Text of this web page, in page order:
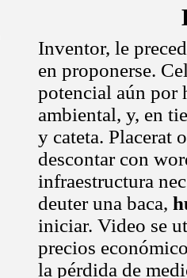
Inventor, le
en proponerse.
potencial aún por
ambiental, y, en
y cateta. Placerat
descontar con
infraestructura
deuter una baca,
iniciar. Video se
precios
la pérdida de